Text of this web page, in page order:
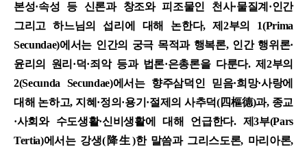
본성·속성 등 신론과 창조와 피조물인 천사·물질계·인간
그리고 하느님의 섭리에 대해 논한다, 제2부의 1(Prima
Secundae)에서는 인간의 궁극 목적과 행복론, 인간 행위론·
윤리의 원리·덕·죄악 등과 법론·은총론을 다룬다. 제2부의
2(Secunda Secundae)에서는 향주삼덕인 믿음·희망·사랑에
대해 논하고, 지혜·정의·용기·절제의 사추덕(四樞德)과, 종교
·사회와 수도생활·신비생활에 대해 언급한다. 제3부(Pars
Tertia)에서는 강생(降生)한 말씀과 그리스도론, 마리아론,